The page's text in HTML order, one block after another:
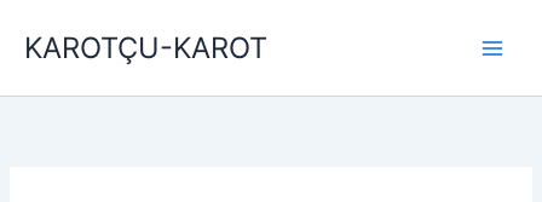
atlaKAROTÇU-KAROT